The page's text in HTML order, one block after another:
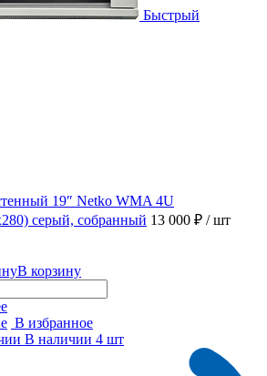
Быстрый
19″ Netko WMA 4U
серый, собранный 13 000 ₽ / шт
В корзину
В избранное
В наличии 4 шт